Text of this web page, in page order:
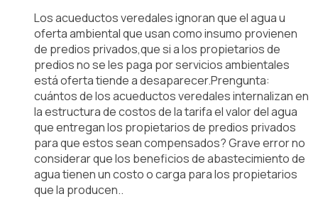
Los acueductos veredales ignoran que el agua u
oferta ambiental que usan como insumo provienen
de predios privados,que si a los propietarios de
predios no se les paga por servicios ambientales
está oferta tiende a desaparecer.Prengunta:
cuántos de los acueductos veredales internalizan en
la estructura de costos de la tarifa el valor del agua
que entregan los propietarios de predios privados
para que estos sean compensados? Grave error no
considerar que los beneficios de abastecimiento de
agua tienen un costo o carga para los propietarios
que la producen..